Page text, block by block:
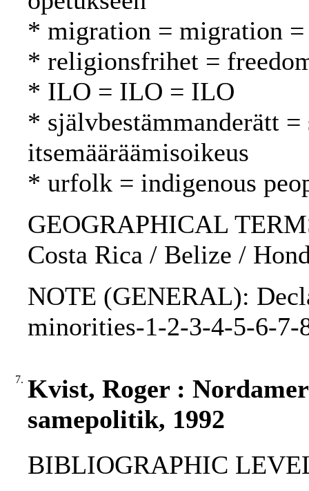
* migration = migration
* religionsfrihet =
* ILO = ILO = ILO
* självbestämmanderätt
itsemääräämisoikeus
* urfolk = indigenous
GEOGRAPHICAL
Costa Rica / Belize /
NOTE (GENERAL):
minorities-1-2-3-4-5-6-
7. Kvist, Roger :
samepolitik, 1992
BIBLIOGRAPHIC